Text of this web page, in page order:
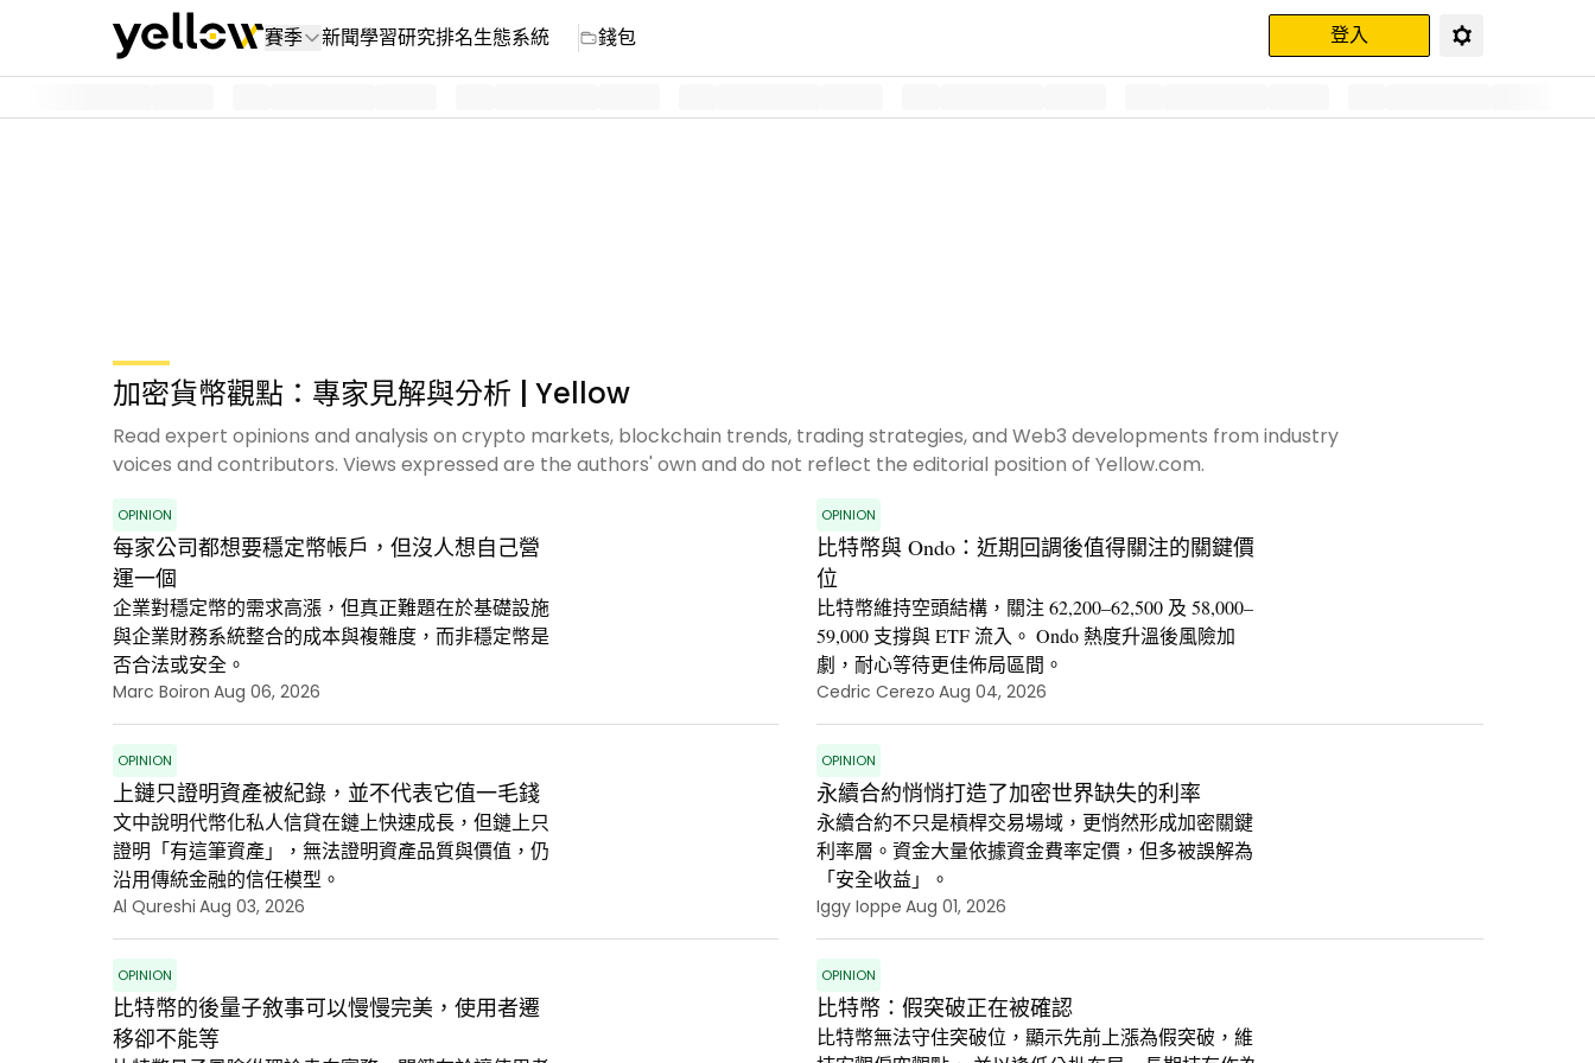
賽季 新聞學習研究排名生態系統 錢包 登入
加密貨幣觀點：專家見解與分析 | Yellow
Read expert opinions and analysis on crypto markets, blockchain trends, trading strategies, and Web3 developments from industry
voices and contributors. Views expressed are the authors' own and do not reflect the editorial position of Yellow.com.
OPINION
每家公司都想要穩定幣帳戶，但沒人想自己營
運一個
企業對穩定幣的需求高漲，但真正難題在於基礎設施
與企業財務系統整合的成本與複雜度，而非穩定幣是
否合法或安全。
Marc Boiron Aug 06, 2026
OPINION
比特幣與 Ondo：近期回調後值得關注的關鍵價
位
比特幣維持空頭結構，關注 62,200–62,500 及 58,000–
59,000 支撐與 ETF 流入。 Ondo 熱度升溫後風險加
劇，耐心等待更佳佈局區間。
Cedric Cerezo Aug 04, 2026
OPINION
上鏈只證明資產被紀錄，並不代表它值一毛錢
文中說明代幣化私人信貸在鏈上快速成長，但鏈上只
證明「有這筆資產」，無法證明資產品質與價值，仍
沿用傳統金融的信任模型。
Al Qureshi Aug 03, 2026
OPINION
永續合約悄悄打造了加密世界缺失的利率
永續合約不只是槓桿交易場域，更悄然形成加密關鍵
利率層。資金大量依據資金費率定價，但多被誤解為
「安全收益」。
Iggy Ioppe Aug 01, 2026
OPINION
比特幣的後量子敘事可以慢慢完美，使用者遷
移卻不能等
OPINION
比特幣：假突破正在被確認
比特幣無法守住突破位，顯示先前上漲為假突破，維